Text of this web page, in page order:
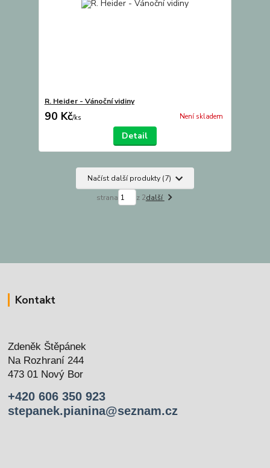
R. Heider - Vánoční vidiny
90 Kč/ks Není skladem
Detail
Načíst další produkty (7)
strana z 2další
Kontakt
Zdeněk Štěpánek
Na Rozhraní 244
473 01 Nový Bor
+420 606 350 923
stepanek.pianina@seznam.cz